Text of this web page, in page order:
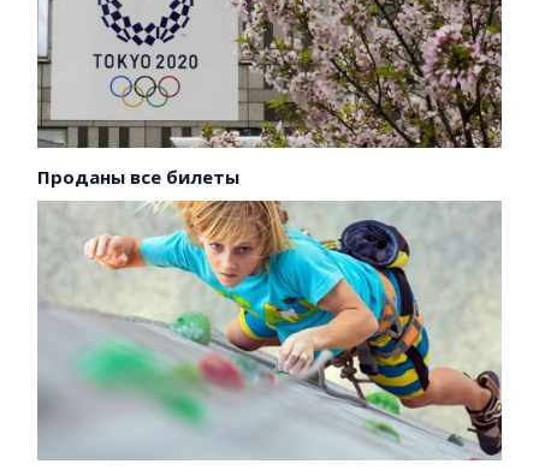
Проданы все билеты